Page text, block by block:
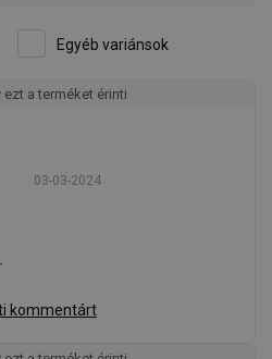
Egyéb variánsok
ezt a terméket érinti
03-03-2024
-
kommentárt